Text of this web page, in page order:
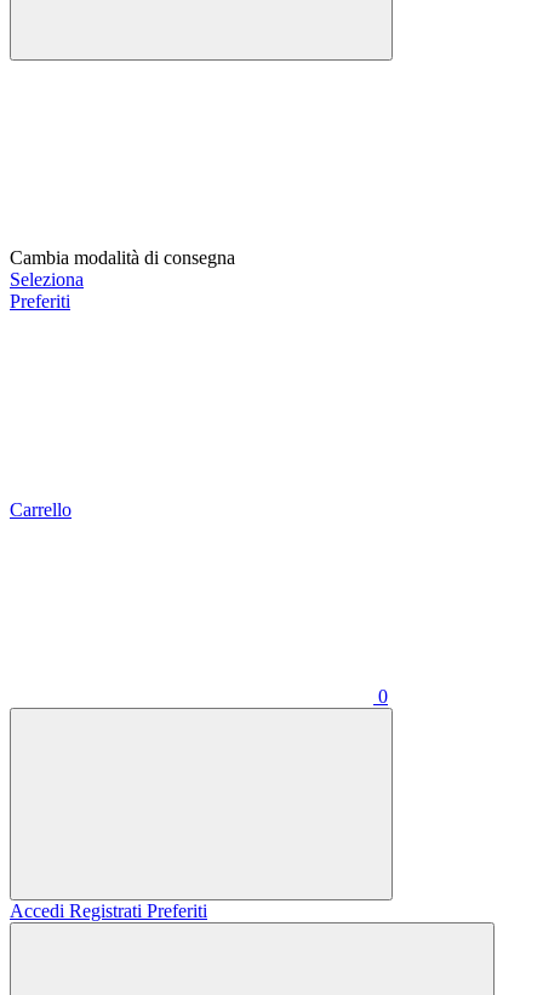
Cambia modalità di consegna
Seleziona
Preferiti
Carrello
0
Accedi Registrati Preferiti